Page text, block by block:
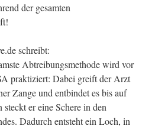
der gesamten
schreibt:
Abtreibungsmethode wird vor
praktiziert: Dabei greift der Arzt
Zange und entbindet es bis auf
er eine Schere in den
Dadurch entsteht ein Loch, in